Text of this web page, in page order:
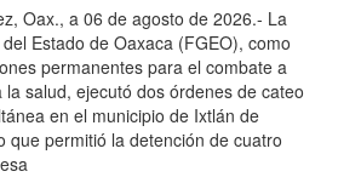
Oax., a 06 de agosto de 2026.- La
Estado de Oaxaca (FGEO), como
permanentes para el combate a
la salud, ejecutó dos órdenes de cateo
en el municipio de Ixtlán de
que permitió la detención de cuatro